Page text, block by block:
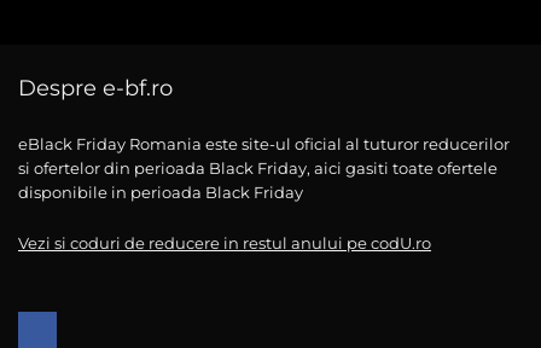
Despre e-bf.ro
eBlack Friday Romania este site-ul oficial al tuturor reducerilor
si ofertelor din perioada Black Friday, aici gasiti toate ofertele
disponibile in perioada Black Friday
Vezi si coduri de reducere in restul anului pe codU.ro